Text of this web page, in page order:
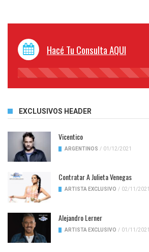
Hacé Tu Consulta AQUI
45%
EXCLUSIVOS HEADER
Vicentico
ARGENTINOS / 01/12/2021
Contratar A Julieta Venegas
ARTISTA EXCLUSIVO / 02/11/2021
Alejandro Lerner
ARTISTA EXCLUSIVO / 01/11/2021